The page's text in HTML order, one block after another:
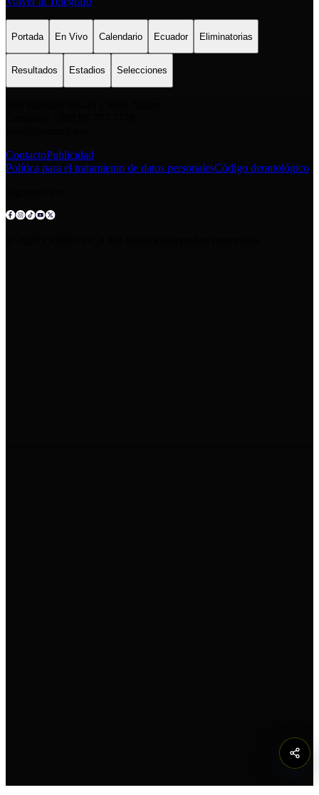
Portada En Vivo Calendario Ecuador Eliminatorias
Resultados Estadios Selecciones
ContactoPublicidad
Política para el tratamiento de datos personalesCódigo deontológico